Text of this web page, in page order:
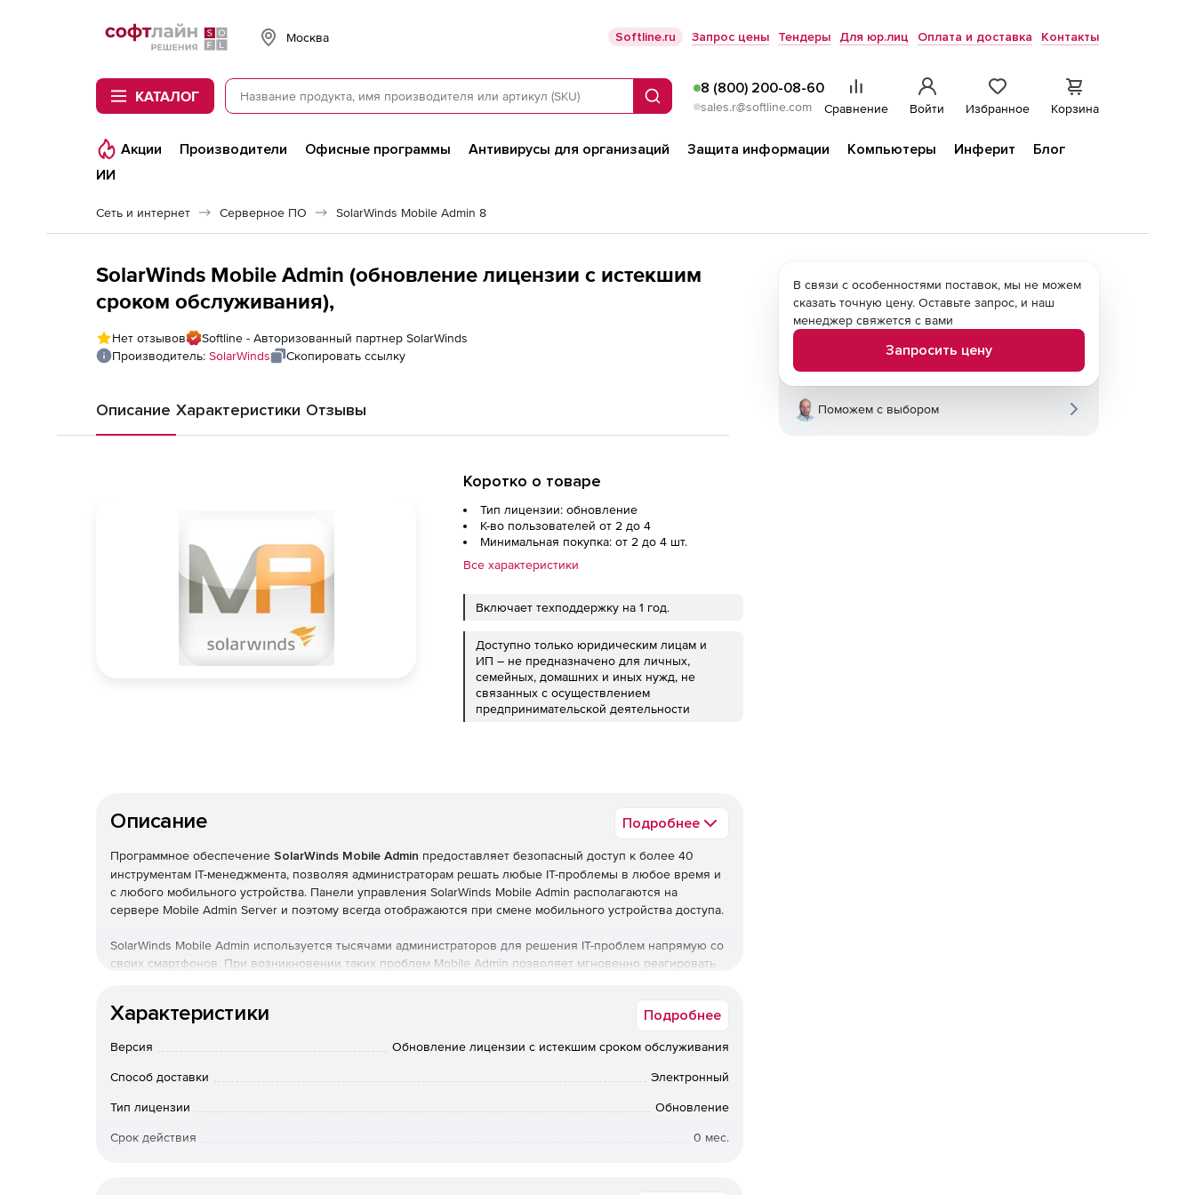
Softline
Москва Softline.ru Запрос цены Тендеры Для юр.лиц Оплата и доставка Контакты
КАТАЛОГ Поиск
8 (800) 200-08-60
sales.r@softline.com Сравнение Войти Избранное Корзина
Акции Производители Офисные программы Антивирусы для организаций Защита информации Компьютеры Инферит
Блог
ИИ
Сеть и интернет Серверное ПО SolarWinds Mobile Admin 8
SolarWinds Mobile Admin (обновление лицензии с истекшим
сроком обслуживания),
Нет отзывов
Softline - Авторизованный партнер SolarWinds
Производитель: SolarWinds Скопировать ссылку
Описание Характеристики Отзывы
Коротко о товаре
Тип лицензии: обновление
К-во пользователей от 2 до 4
Минимальная покупка: от 2 до 4 шт.
Все характеристики
Включает техподдержку на 1 год.
Доступно только юридическим лицам и
ИП – не предназначено для личных,
семейных, домашних и иных нужд, не
связанных с осуществлением
предпринимательской деятельности
Описание Подробнее
Программное обеспечение SolarWinds Mobile Admin предоставляет безопасный доступ к более 40
инструментам IT-менеджмента, позволяя администраторам решать любые IT-проблемы в любое время и
с любого мобильного устройства. Панели управления SolarWinds Mobile Admin располагаются на
сервере Mobile Admin Server и поэтому всегда отображаются при смене мобильного устройства доступа.
SolarWinds Mobile Admin используется тысячами администраторов для решения IT-проблем напрямую со
своих смартфонов. При возникновении таких проблем Mobile Admin позволяет мгновенно реагировать
SolarWinds Mobile Admin делает доступными с мобильного устройства такие системы, как:
Виртуализация: VMware Infrastructure Management и Microsoft Hyper-V.
Резервирование: Symantec Backup Exec и Symantec NetBackup.
Характеристики Подробнее
Версия Обновление лицензии с истекшим сроком обслуживания
Способ доставки Электронный
Тип лицензии Обновление
Срок действия 0 мес.
В связи с особенностями поставок, мы не можем
сказать точную цену. Оставьте запрос, и наш
менеджер свяжется с вами
Запросить цену
Поможем с выбором